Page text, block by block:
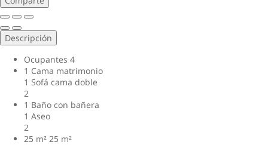
Descripción
Ocupantes 4
1 Cama matrimonio
1 Sofá cama doble
2
1 Baño con bañera
1 Aseo
2
25 m² 25 m²